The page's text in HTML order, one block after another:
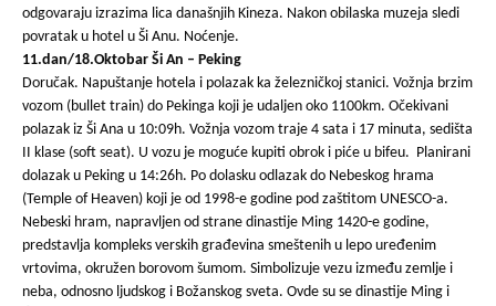
odgovaraju izrazima lica današnjih Kineza. Nakon obilaska muzeja sledi
povratak u hotel u Ši Anu. Noćenje.
11.dan/18.Oktobar Ši An – Peking
Doručak. Napuštanje hotela i polazak ka železničkoj stanici. Vožnja brzim
vozom (bullet train) do Pekinga koji je udaljen oko 1100km. Očekivani
polazak iz Ši Ana u 10:09h. Vožnja vozom traje 4 sata i 17 minuta, sedišta
II klase (soft seat). U vozu je moguće kupiti obrok i piće u bifeu. Planirani
dolazak u Peking u 14:26h. Po dolasku odlazak do Nebeskog hrama
(Temple of Heaven) koji je od 1998-e godine pod zaštitom UNESCO-a.
Nebeski hram, napravljen od strane dinastije Ming 1420-e godine,
predstavlja kompleks verskih građevina smeštenih u lepo uređenim
vrtovima, okružen borovom šumom. Simbolizuje vezu između zemlje i
neba, odnosno ljudskog i Božanskog sveta. Ovde su se dinastije Ming i